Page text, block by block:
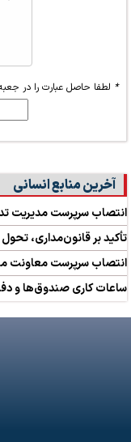
* لطفا حاصل عبارت را در
آخرین منابع انسانی
انتصاب سرپرست مدیریت
تأکید بر قانون‌مداری،
انتصاب سرپرست معاونت
ساعات کاری صندوق‌ها و دفاتر نمایندگی از